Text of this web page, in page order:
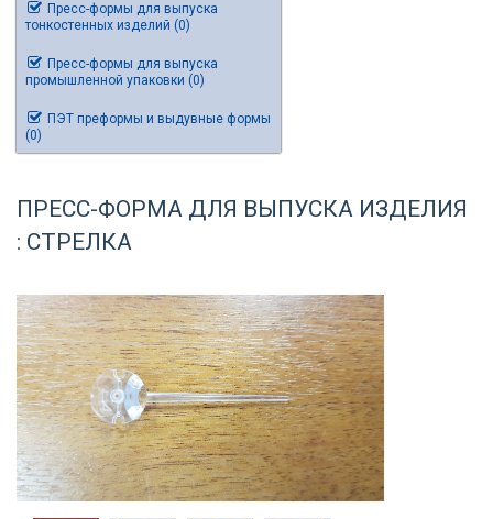
Пресс-формы для выпуска
тонкостенных изделий (0)
Пресс-формы для выпуска
промышленной упаковки (0)
ПЭТ преформы и выдувные формы
(0)
ПРЕСС-ФОРМА ДЛЯ ВЫПУСКА ИЗДЕЛИЯ
: СТРЕЛКА